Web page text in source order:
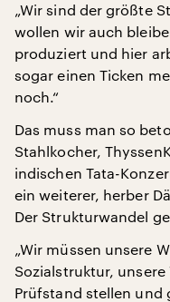
„Wir sind der größte
wollen wir auch
produziert und hier
sogar einen Ticken
noch.“
Das muss man so
Stahlkocher,
indischen Tata-
ein weiterer, herber
Der Strukturwandel
„Wir müssen unsere
Sozialstruktur,
Prüfstand stellen und